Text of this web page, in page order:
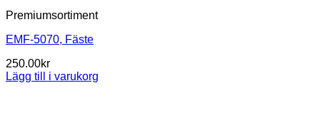
Premiumsortiment
EMF-5070, Fäste
250.00kr
Lägg till i varukorg